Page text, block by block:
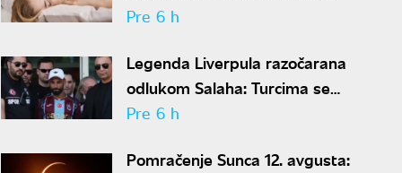
odnosa je ženi potrebno da bi
Pre 6 h
Legenda Liverpula razočarana
odlukom Salaha: Turcima se
neće dopasti ove reči
Pre 6 h
Pomračenje Sunca 12. avgusta: